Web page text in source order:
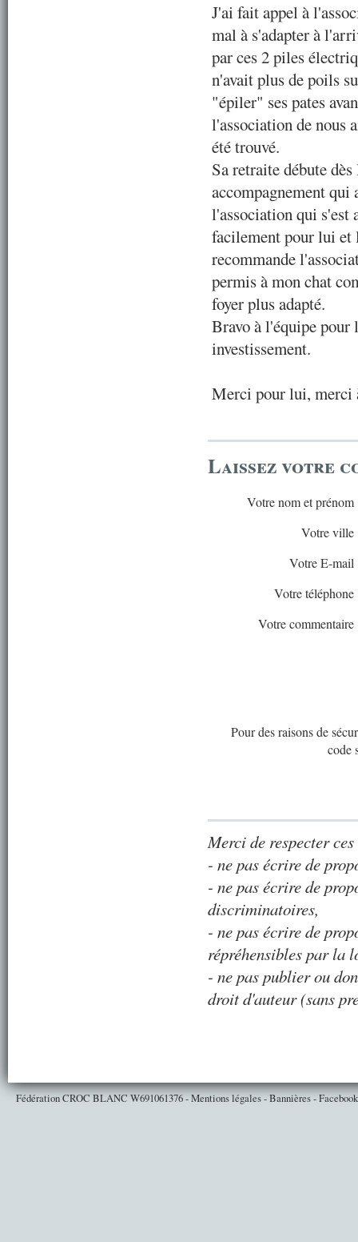
J'ai fait appel à
mal à s'adapter à
par ces 2 piles
n'avait plus de poils
"épiler" ses pates
l'association de nous
été trouvé.
Sa retraite débute
accompagnement qui
l'association qui s'est
facilement pour lui et
recommande
permis à mon chat
foyer plus adapté.
Bravo à l'équipe
investissement.
Merci pour lui, merci
Laissez votre
Votre nom et prénom
Votre ville
Votre E-mail
Votre téléphone
Votre commentaire
Pour des raisons de
code
Merci de respecter
- ne pas écrire de
- ne pas écrire de
discriminatoires,
- ne pas écrire de
répréhensibles par la
- ne pas publier ou
droit d'auteur (sans
Fédération CROC BLANCW691061376-Mentions légales-Bannières-Facebook